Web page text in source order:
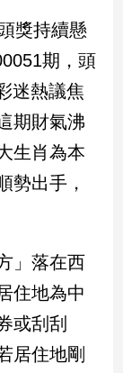
獎持續懸
期，頭
迷熱議焦
期財氣沸
生肖為本
勢出手，
」落在西
住地為中
或刮刮
居住地剛